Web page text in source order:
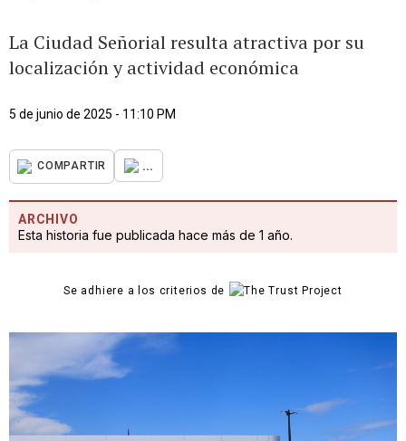
La Ciudad Señorial resulta atractiva por su
localización y actividad económica
5 de junio de 2025 - 11:10 PM
COMPARTIR ...
ARCHIVO
Esta historia fue publicada hace más de 1 año.
Se adhiere a los criterios de